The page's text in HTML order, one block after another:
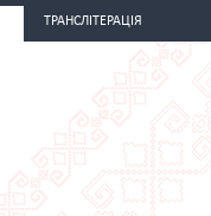
ТРАНСЛІТЕРАЦІЯ